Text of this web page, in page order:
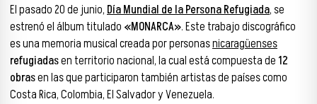
El pasado 20 de junio, Día Mundial de la Persona Refugiada, se
estrenó el álbum titulado «MONARCA». Este trabajo discográfico
es una memoria musical creada por personasnicaragüenses
refugiadasen territorio nacional, la cual está compuesta de12
obrasen las que participaron también artistas de países como
Costa Rica, Colombia, El Salvador y Venezuela.